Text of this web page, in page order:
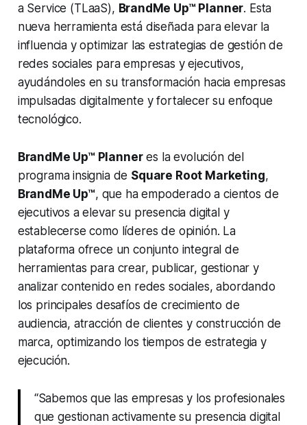
a Service (TLaaS), BrandMe Up™ Planner. Esta
nueva herramienta está diseñada para elevar la
influencia y optimizar las estrategias de gestión de
redes sociales para empresas y ejecutivos,
ayudándoles en su transformación hacia empresas
impulsadas digitalmente y fortalecer su enfoque
tecnológico.
BrandMe Up™ Planneres la evolución del
programa insignia de Square Root Marketing,
BrandMe Up™, que ha empoderado a cientos de
ejecutivos a elevar su presencia digital y
establecerse como líderes de opinión. La
plataforma ofrece un conjunto integral de
herramientas para crear, publicar, gestionar y
analizar contenido en redes sociales, abordando
los principales desafíos de crecimiento de
audiencia, atracción de clientes y construcción de
marca, optimizando los tiempos de estrategia y
ejecución.
“Sabemos que las empresas y los profesionales
que gestionan activamente su presencia digital